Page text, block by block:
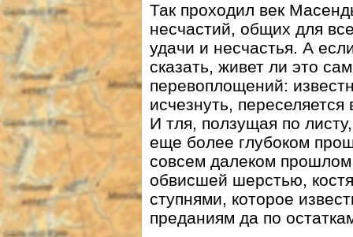
Так проходил век
несчастий, общих для
удачи и несчастья. А
сказать, живет ли это
перевоплощений:
исчезнуть,
И тля, ползущая по
еще более глубоком
совсем далеком прошлом
обвисшей шерстью,
ступнями, которое
преданиям да по